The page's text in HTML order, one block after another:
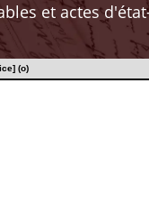
et actes
(o)